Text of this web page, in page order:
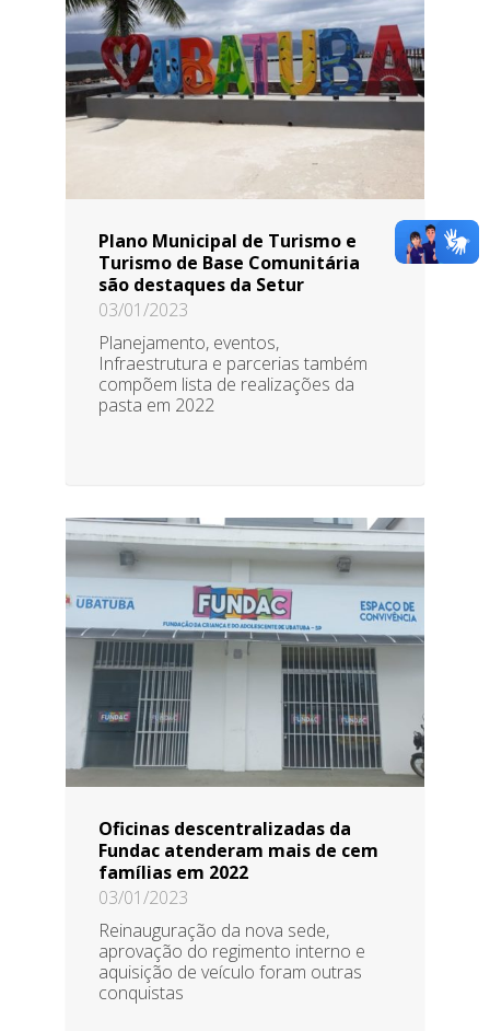
Plano Municipal de Turismo e
Turismo de Base Comunitária
são destaques da Setur
03/01/2023
Planejamento, eventos,
Infraestrutura e parcerias também
compõem lista de realizações da
pasta em 2022
Oficinas descentralizadas da
Fundac atenderam mais de cem
famílias em 2022
03/01/2023
Reinauguração da nova sede,
aprovação do regimento interno e
aquisição de veículo foram outras
conquistas